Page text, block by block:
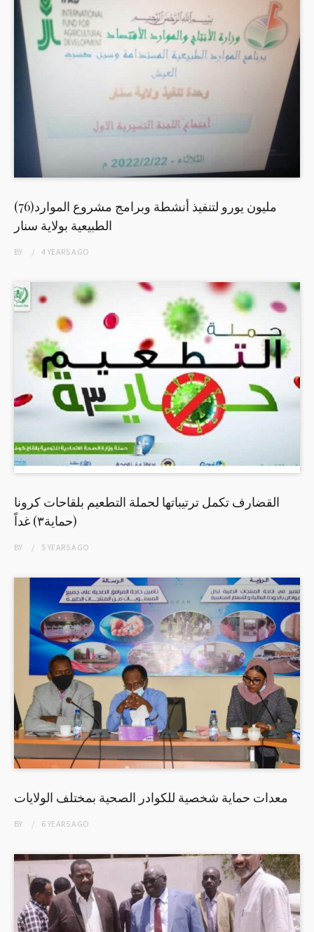
(76)مليون يورو لتنفيذ أنشطة وبرامج مشروع الموارد
الطبيعية بولاية سنار
BY 4 YEARSAGO
القضارف تكمل ترتيباتها لحملة التطعيم بلقاحات كرونا
(حماية٣) غداً
BY 5 YEARSAGO
معدات حماية شخصية للكوادر الصحية بمختلف الولايات
BY 6 YEARSAGO